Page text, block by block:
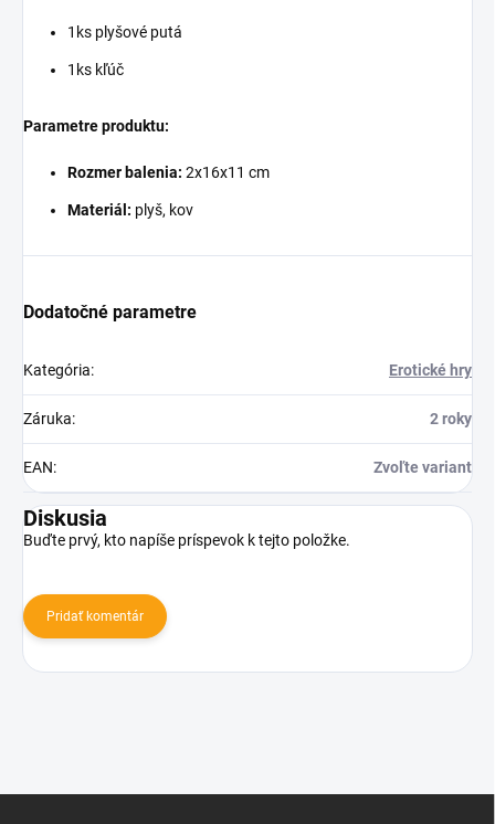
1ks plyšové putá
1ks kľúč
Parametre produktu:
Rozmer balenia: 2x16x11 cm
Materiál: plyš, kov
Dodatočné parametre
Kategória: Erotické hry
Záruka: 2 roky
EAN: Zvoľte variant
Diskusia
Buďte prvý, kto napíše príspevok k tejto položke.
Pridať komentár